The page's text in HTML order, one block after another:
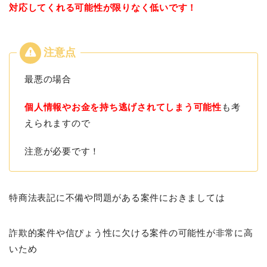
対応してくれる可能性が限りなく低いです！
最悪の場合
個人情報やお金を持ち逃げされてしまう可能性 も考
えられますので
注意が必要です！
特商法表記に不備や問題がある案件におきましては
詐欺的案件や信ぴょう性に欠ける案件の可能性が非常に高
いため